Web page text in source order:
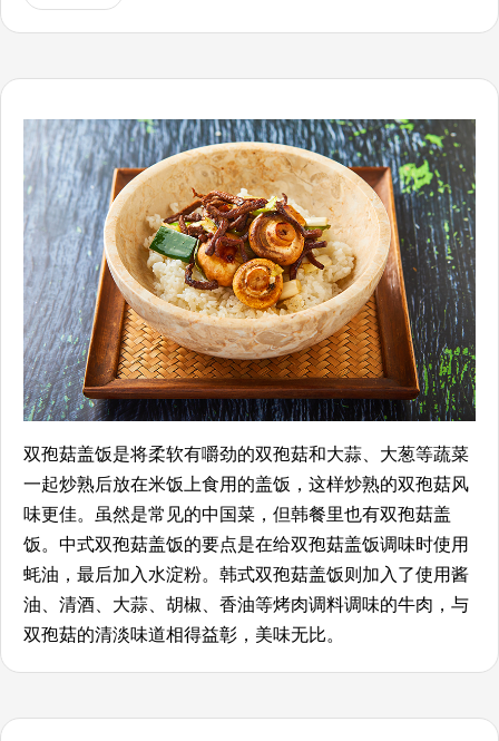
双孢菇盖饭是将柔软有嚼劲的双孢菇和大蒜、大葱等蔬菜
一起炒熟后放在米饭上食用的盖饭，这样炒熟的双孢菇风
味更佳。虽然是常见的中国菜，但韩餐里也有双孢菇盖
饭。中式双孢菇盖饭的要点是在给双孢菇盖饭调味时使用
蚝油，最后加入水淀粉。韩式双孢菇盖饭则加入了使用酱
油、清酒、大蒜、胡椒、香油等烤肉调料调味的牛肉，与
双孢菇的清淡味道相得益彰，美味无比。